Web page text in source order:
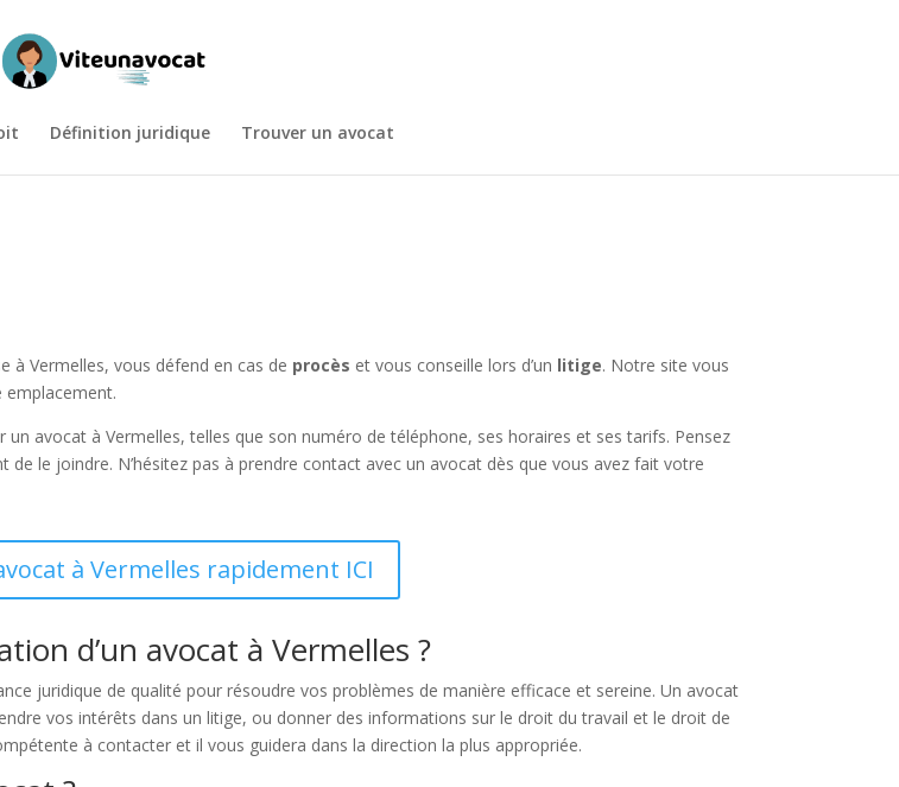
Définition juridique Trouver un avocat
à Vermelles, vous défend en cas de procès et vous conseille lors d’un litige. Notre site vous
emplacement.
avocat à Vermelles, telles que son numéro de téléphone, ses horaires et ses tarifs. Pensez
le joindre. N’hésitez pas à prendre contact avec un avocat dès que vous avez fait votre
à Vermelles rapidement ICI
d’un avocat à Vermelles ?
juridique de qualité pour résoudre vos problèmes de manière efficace et sereine. Un avocat
vos intérêts dans un litige, ou donner des informations sur le droit du travail et le droit de
à contacter et il vous guidera dans la direction la plus appropriée.